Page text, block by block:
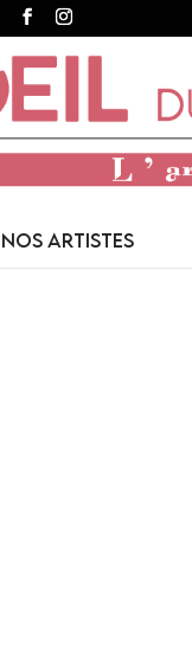
NOS ARTISTES